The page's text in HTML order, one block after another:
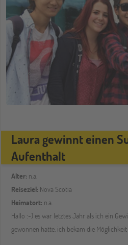
Laura gewinnt einen
Aufenthalt
Alter: n.a.
Reiseziel: Nova Scotia
Heimatort: n.a.
Hallo :-) es war letztes Jahr als ich ein
gewonnen hatte, ich bekam die